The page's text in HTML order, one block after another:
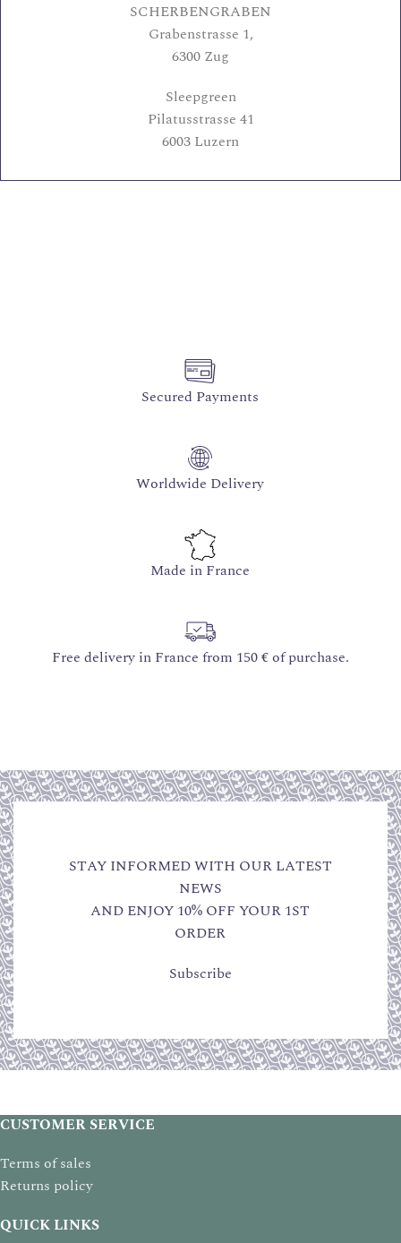
SCHERBENGRABEN
Grabenstrasse 1,
6300 Zug
Sleepgreen
Pilatusstrasse 41
6003 Luzern
Secured Payments
Worldwide Delivery
Made in France
Free delivery in France from 150 € of purchase.
STAY INFORMED WITH OUR LATEST
NEWS
AND ENJOY 10% OFF YOUR 1ST
ORDER
Subscribe
CUSTOMER SERVICE
Terms of sales
Returns policy
QUICK LINKS